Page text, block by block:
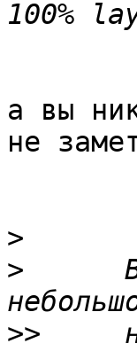
а вы
не
>
>
>>